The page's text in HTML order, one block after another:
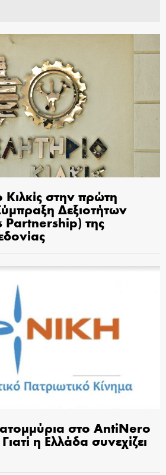
Κιλκίς στην πρώτη
Δεξιοτήτων
της
στο AntiNero
η Ελλάδα συνεχίζει